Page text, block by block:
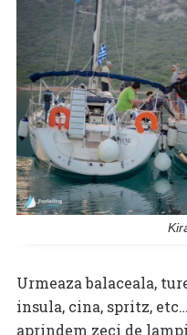
Urmeaza balaceala,
insula, cina, spritz,
aprindem zeci de